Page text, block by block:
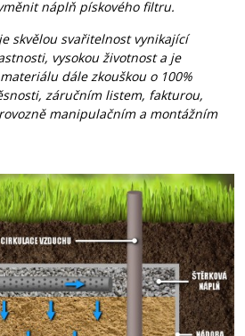
náplň pískového filtru.
skvělou svařitelnost vynikající
vysokou životnost a je
materiálu dále zkouškou o 100%
záručním listem, fakturou,
manipulačním a montážním